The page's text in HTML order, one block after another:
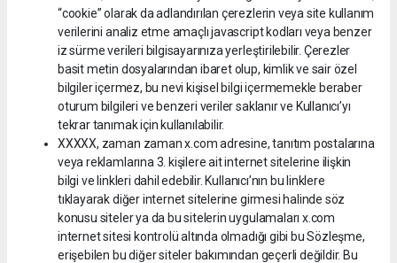
“cookie” olarak da adlandırılan çerezlerin veya site kullanım
verilerini analiz etme amaçlı javascript kodları veya benzer
iz sürme verileri bilgisayarınıza yerleştirilebilir. Çerezler
basit metin dosyalarından ibaret olup, kimlik ve sair özel
bilgiler içermez, bu nevi kişisel bilgi içermemekle beraber
oturum bilgileri ve benzeri veriler saklanır ve Kullanıcı’yı
tekrar tanımak için kullanılabilir.
XXXXX, zaman zaman x.com adresine, tanıtım postalarına
veya reklamlarına 3. kişilere ait internet sitelerine ilişkin
bilgi ve linkleri dahil edebilir. Kullanıcı’nın bu linklere
tıklayarak diğer internet sitelerine girmesi halinde söz
konusu siteler ya da bu sitelerin uygulamaları x.com
internet sitesi kontrolü altında olmadığı gibi bu Sözleşme,
erişebilen bu diğer siteler bakımından geçerli değildir. Bu